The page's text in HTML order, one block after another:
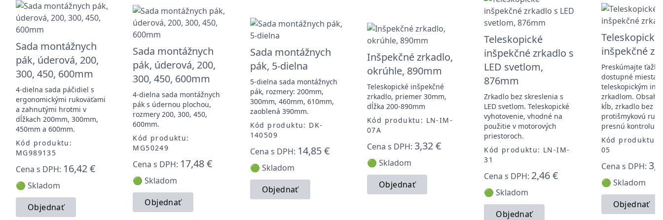
Sada montážnych
pák, úderová, 200,
300, 450, 600mm
4-dielna sada páčidiel s
ergonomickými rukoväťami
a zahnutými hrotmi v
dĺžkach 200mm, 300mm,
450mm a 600mm.
Kód produktu:
MG989135
Cena s DPH: 16,42 €
🟢 Skladom
Objednať
Sada montážnych
pák, úderová, 200,
300, 450, 600mm
4-dielna sada montážnych
pák s údernou plochou,
rozmery 200, 300, 450,
600mm.
Kód produktu:
MG50249
Cena s DPH: 17,48 €
🟢 Skladom
Objednať
Sada montážnych
pák, 5-dielna
5-dielna sada montážnych
pák, rozmery: 200mm,
300mm, 460mm, 610mm,
zaoblená 390mm.
Kód produktu: DK-
140509
Cena s DPH: 14,85 €
🟢 Skladom
Objednať
Inšpekčné zrkadlo,
okrúhle, 890mm
Teleskopické inšpekčné
zrkadlo, priemer 30mm,
dĺžka 200-890mm
Kód produktu: LN-IM-
07A
Cena s DPH: 3,32 €
🟢 Skladom
Objednať
Teleskopické
inšpekčné zrkadlo s
LED svetlom,
876mm
Zrkadlo bez skreslenia s
LED svetlom. Teleskopické
vyhotovenie, vhodné na
použitie v motorových
priestoroch.
Kód produktu: LN-IM-
31
Cena s DPH: 2,46 €
🟢 Skladom
Objednať
Teleskopické
inšpekčné
Preskúmajte ťažko
dostupné miesta
teleskopickým
zrkadlom.
kĺb, zrkadlo bez
protišmykovú
presnú kontrolu.
Kód produktu:
05
Cena s DPH:
🟢 Skladom
Objednať